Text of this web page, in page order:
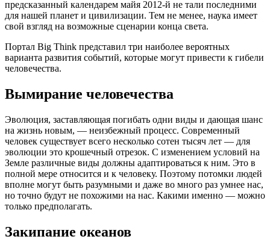
предсказанный календарем майя 2012-й не тали последними
для нашей планет и цивилизации. Тем не менее, наука имеет
свой взгляд на возможные сценарии конца света.
Портал Big Think представил три наиболее вероятных
варианта развития событий, которые могут привести к гибели
человечества.
Вымирание человечества
Эволюция, заставляющая погибать одни виды и дающая шанс
на жизнь новым, — неизбежный процесс. Современный
человек существует всего несколько сотен тысяч лет — для
эволюции это крошечный отрезок. С изменением условий на
Земле различные виды должны адаптироваться к ним. Это в
полной мере относится и к человеку. Поэтому потомки людей
вполне могут быть разумными и даже во много раз умнее нас,
но точно будут не похожими на нас. Какими именно — можно
только предполагать.
Закипание океанов